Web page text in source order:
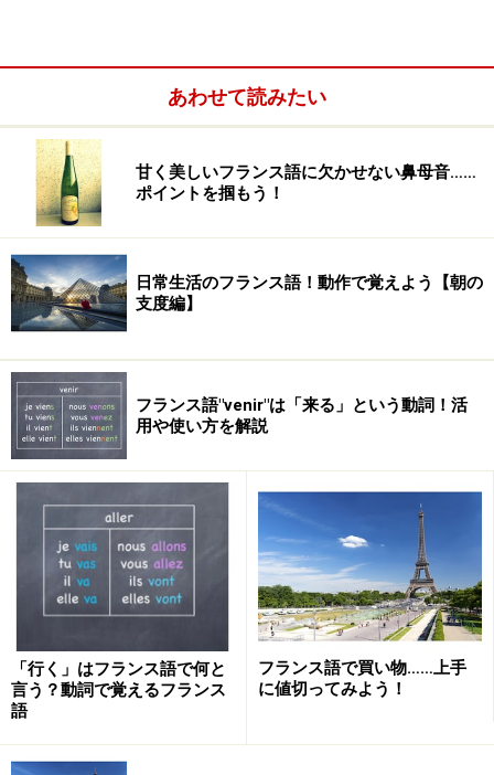
名前だけでも結構大変！
自分の名前を言う
の名前は～です）は、最初に習うだけあってかなり定着
率の高い表現です。しかしながら、相手に名前を聞く表
現であるVous vous appelez comment ?
（ヴ ヴザプ
レ コマン）となると、話は少しややこしくなります。
Vous vous appelez comment ?は、「あなた」を意味する
主語（人称代名詞） のvous、s'appeler (～という名前で
ある）という（代名）動詞が主語にあわせて活用した形
であるvous appelez、そして「どのように」という意味
commentで成り立っています。つまり、主語と
動詞 と 疑問詞という３つの要素からなる疑問文であるわ
けですが、フランス語では、こうした疑問詞を伴う疑問
あわせて読みたい
甘く美しいフランス語に欠かせない鼻母音……
ポイントを掴もう！
日常生活のフランス語！動作で覚えよう【朝の
支度編】
フランス語"venir"は「来る」という動詞！活
用や使い方を解説
「行く」はフランス語で何と
言う？動詞で覚えるフランス
語
フランス語で買い物……上手
に値切ってみよう！